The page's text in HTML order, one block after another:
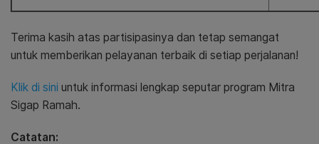
Terima kasih atas partisipasinya dan tetap semangat
untuk memberikan pelayanan terbaik di setiap perjalanan!
Klik di sini untuk informasi lengkap seputar program Mitra
Sigap Ramah.
Catatan: